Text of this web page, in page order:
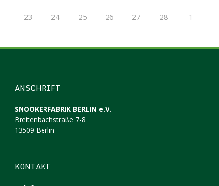
23 24 25 26 27 28 1
ANSCHRIFT
SNOOKERFABRIK BERLIN e.V.
Breitenbachstraße 7-8
13509 Berlin
KONTAKT